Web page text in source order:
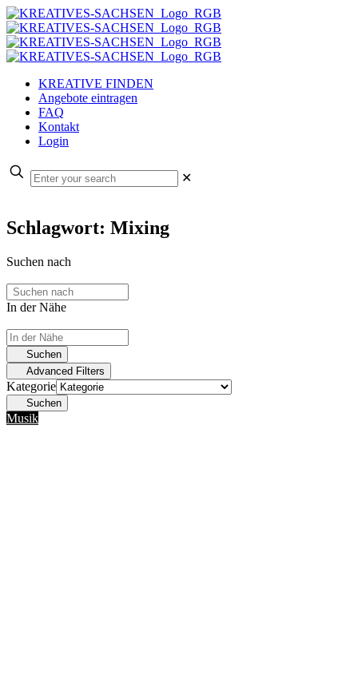
KREATIVE FINDEN
Angebote eintragen
FAQ
Kontakt
Login
✕
Schlagwort: Mixing
Suchen nach
In der Nähe
Suchen
Advanced Filters
Kategorie
Suchen
Musik